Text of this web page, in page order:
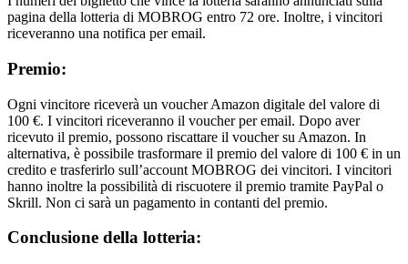
pagina della lotteria di MOBROG entro 72 ore. Inoltre, i vincitori
riceveranno una notifica per email.
Premio:
Ogni vincitore riceverà un voucher Amazon digitale del valore di
100 €. I vincitori riceveranno il voucher per email. Dopo aver
ricevuto il premio, possono riscattare il voucher su Amazon. In
alternativa, è possibile trasformare il premio del valore di 100 € in un
credito e trasferirlo sull’account MOBROG dei vincitori. I vincitori
hanno inoltre la possibilità di riscuotere il premio tramite PayPal o
Skrill. Non ci sarà un pagamento in contanti del premio.
Conclusione della lotteria: